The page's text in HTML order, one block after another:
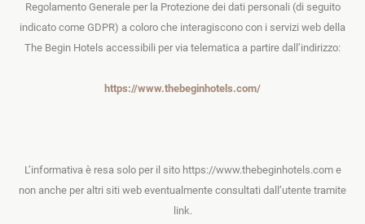
Regolamento Generale per la Protezione dei dati personali (di seguito
indicato come GDPR) a coloro che interagiscono con i servizi web della
The Begin Hotels accessibili per via telematica a partire dall’indirizzo:
https://www.thebeginhotels.com/
L’informativa è resa solo per il sito https://www.thebeginhotels.com e
non anche per altri siti web eventualmente consultati dall’utente tramite
link.